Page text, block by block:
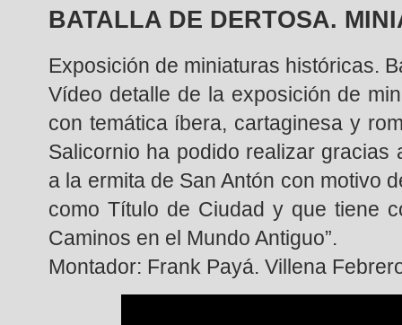
BATALLA DE DERTOSA.
Exposición de miniaturas históricas.
Vídeo detalle de la exposición de
con temática íbera, cartaginesa y
Salicornio ha podido realizar gracias
a la ermita de San Antón con motivo
como Título de Ciudad y que tiene
Caminos en el Mundo Antiguo”.
Montador: Frank Payá. Villena